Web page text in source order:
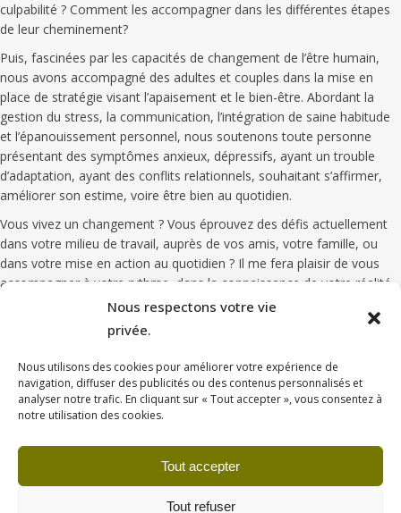
Nous respectons votre vie
privée.
Nous utilisons des cookies pour améliorer votre expérience de
navigation, diffuser des publicités ou des contenus personnalisés et
analyser notre trafic. En cliquant sur « Tout accepter », vous consentez à
notre utilisation des cookies.
Tout accepter
Tout refuser
culpabilité ? Comment les accompagner dans les différentes étapes
de leur cheminement?
Puis, fascinées par les capacités de changement de l’être humain,
nous avons accompagné des adultes et couples dans la mise en
place de stratégie visant l’apaisement et le bien-être. Abordant la
gestion du stress, la communication, l’intégration de saine habitude
et l’épanouissement personnel, nous soutenons toute personne
présentant des symptômes anxieux, dépressifs, ayant un trouble
d’adaptation, ayant des conflits relationnels, souhaitant s’affirmer,
améliorer son estime, voire être bien au quotidien.
Vous vivez un changement ? Vous éprouvez des défis actuellement
dans votre milieu de travail, auprès de vos amis, votre famille, ou
dans votre mise en action au quotidien ? Il me fera plaisir de vous
accompagner à votre rythme, dans la connaissance de votre réalité.
Ensemble, nous établirons un plan de travail pour vous amener à
devenir la version 2.o. de vos envies tout en conservant votre
essence et valeur qui vous définissent.
Clientèle/service: enfant, adolescent, adulte, couple et famille.
Consultation thérapeutique :individuelle, de couple et familiale.
les approches systémique, orientée vers les solutions, d’acceptation
et d’engagement ainsi qu’une approche comportementale intégrative
de couple.